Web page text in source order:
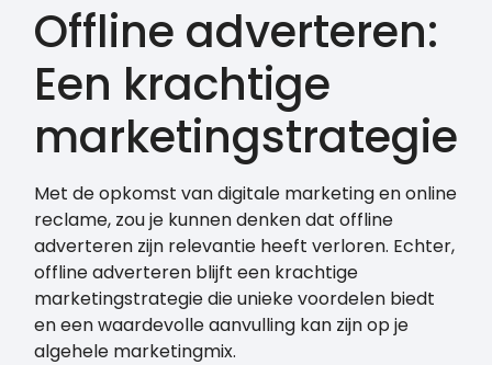
Offline adverteren:
Een krachtige
marketingstrategie
Met de opkomst van digitale marketing en online
reclame, zou je kunnen denken dat offline
adverteren zijn relevantie heeft verloren. Echter,
offline adverteren blijft een krachtige
marketingstrategie die unieke voordelen biedt
en een waardevolle aanvulling kan zijn op je
algehele marketingmix.